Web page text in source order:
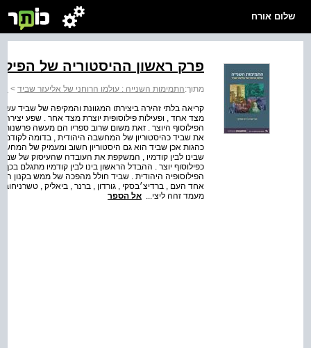
שלום אורח
פרק ראשון ההיסטוריה של
מתוך:התמימות השנייה : עולמו הרוחני של אליעזר שביד >
קריאה בלתי זהירה ביצירתו המגוונת והמקיפה של שביד
מצד אחד , ופעילות פילוסופית יוצרת מצד אחר . שפע
הפילוסוף היוצר . זאת משום שרוב ספריו הם מעשה
את שביד כהיסטוריון של המחשבה היהודית , בדומה
כהגות אכן שביד הוא גם היסטוריון חשוב ומעמיק של
שבינו לבין קודמיו , המשקפת את העובדה שהעיסוק של
כפילוסוף יוצר . ההבדל הראשון בינו לבין קודמיו מתגלם
הפילוסופיה היהודית . שביד חולל מהפכה של ממש בקנון
אחד העם , ברדיצ׳בסקי , גורדון , ברנר , ביאליק ,
מעמד זהה ליצי... אל הספר